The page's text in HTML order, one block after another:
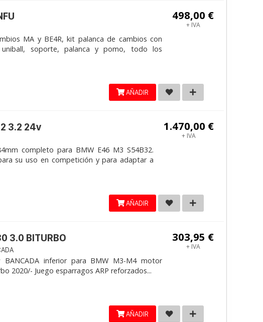
498,00 €
+ IVA
MA y BE4R, kit palanca de cambios con
soporte, palanca y pomo, todo los
AÑADIR
1.470,00 €
+ IVA
3.2 24v
completo para BMW E46 M3 S54B32.
su uso en competición y para adaptar a
AÑADIR
303,95 €
+ IVA
3.0 BITURBO
BANCADA inferior para BMW M3-M4 motor
2020/- Juego esparragos ARP reforzados...
AÑADIR